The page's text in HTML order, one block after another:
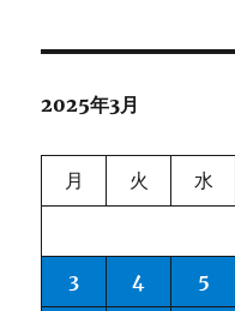
2025年3月
月 火 水
3 4 5